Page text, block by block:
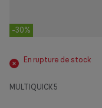
-30%
En rupture de stock
MULTIQUICK 5